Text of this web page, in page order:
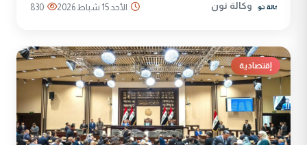
وكالة نون الأحد 15 شباط 2026 830
إقتصادية